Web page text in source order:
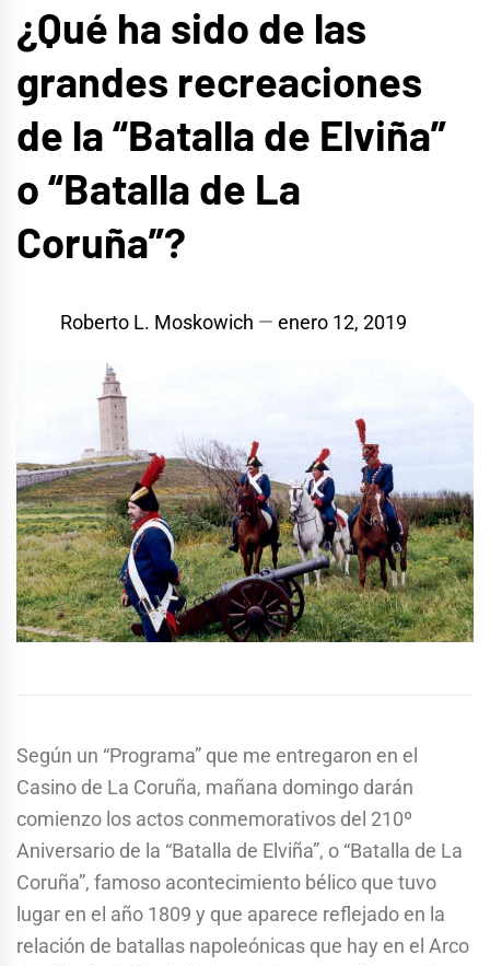
¿Qué ha sido de las
grandes recreaciones
de la “Batalla de Elviña”
o “Batalla de La
Coruña”?
Roberto L. Moskowich enero 12, 2019
Según un “Programa” que me entregaron en el
Casino de La Coruña, mañana domingo darán
comienzo los actos conmemorativos del 210º
Aniversario de la “Batalla de Elviña”, o “Batalla de La
Coruña”, famoso acontecimiento bélico que tuvo
lugar en el año 1809 y que aparece reflejado en la
relación de batallas napoleónicas que hay en el Arco